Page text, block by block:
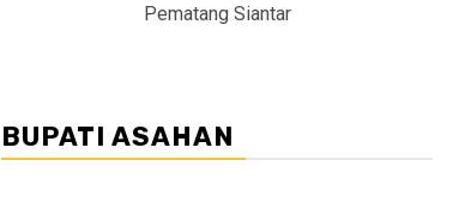
Pematang Siantar
BUPATI ASAHAN